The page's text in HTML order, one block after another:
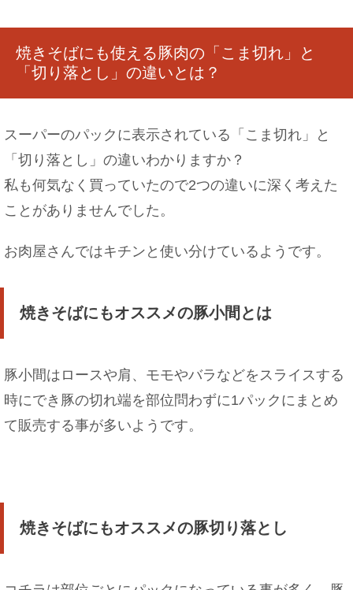
焼きそばにも使える豚肉の「こま切れ」と
「切り落とし」の違いとは？
スーパーのパックに表示されている「こま切れ」と
「切り落とし」の違いわかりますか？
私も何気なく買っていたので2つの違いに深く考えた
ことがありませんでした。
お肉屋さんではキチンと使い分けているようです。
焼きそばにもオススメの豚小間とは
豚小間はロースや肩、モモやバラなどをスライスする
時にでき豚の切れ端を部位問わずに1パックにまとめ
て販売する事が多いようです。
焼きそばにもオススメの豚切り落とし